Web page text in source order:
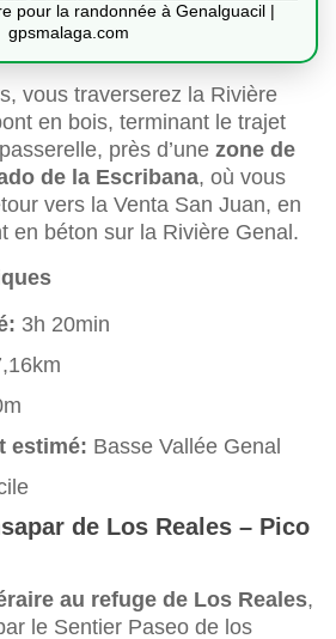
pour la randonnée à Genalguacil |
gpsmalaga.com
vous traverserez la Rivière
en bois, terminant le trajet
près d’une zone de
de la Escribana, où vous
vers la Venta San Juan, en
en béton sur la Rivière Genal.
3h 20min
estimé: Basse Vallée Genal
de Los Reales – Pico
au refuge de Los Reales,
le Sentier Paseo de los